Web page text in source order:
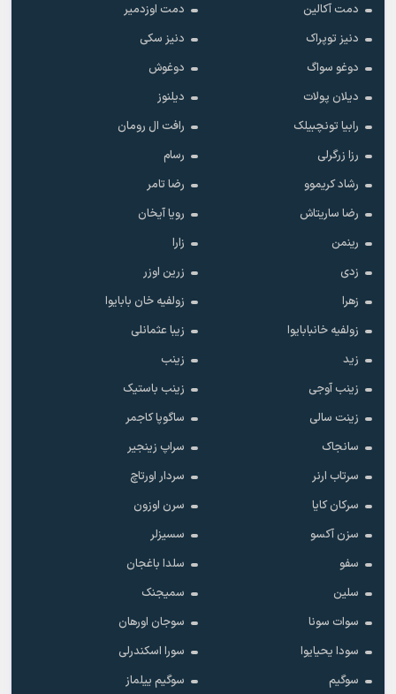
دمت آکالین
دمت اوزدمیر
دنیز توپراک
دنیز سکی
دوغو سواگ
دوغوش
دیلان پولات
دیلنوز
رابیا تونچبیلک
رافت ال رومان
رزا زرگرلی
رسام
رشاد کریموو
رضا تامر
رضا ساریتاش
رویا آیخان
رینمن
زارا
زدی
زرین اوزر
زهرا
زولفیه خان بابایوا
زولفیه خانبابایوا
زیبا عثمانلی
زید
زینب
زینب آوجی
زینب باستیک
زینت سالی
ساگوپا کاجمر
سانجاک
سراپ زینجیر
سرتاب ارنر
سردار اورتاچ
سرکان کایا
سرن اوزون
سزن آکسو
سسیزلر
سفو
سلدا باغجان
سلین
سمیجنک
سوات سونا
سوجان اورهان
سودا یحیایوا
سورا اسکندرلی
سوگیم
سوگیم ییلماز